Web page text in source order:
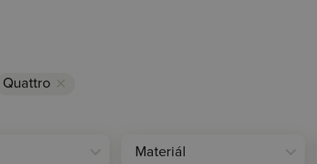
Quattro clear
expand_more expand_more
Materiál